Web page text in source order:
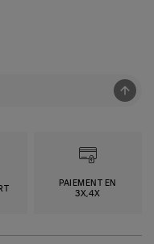
PAIEMENT EN
3X,4X